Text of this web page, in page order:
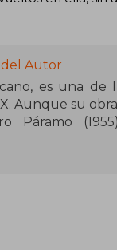
del Autor
es una de
Aunque su
Páramo